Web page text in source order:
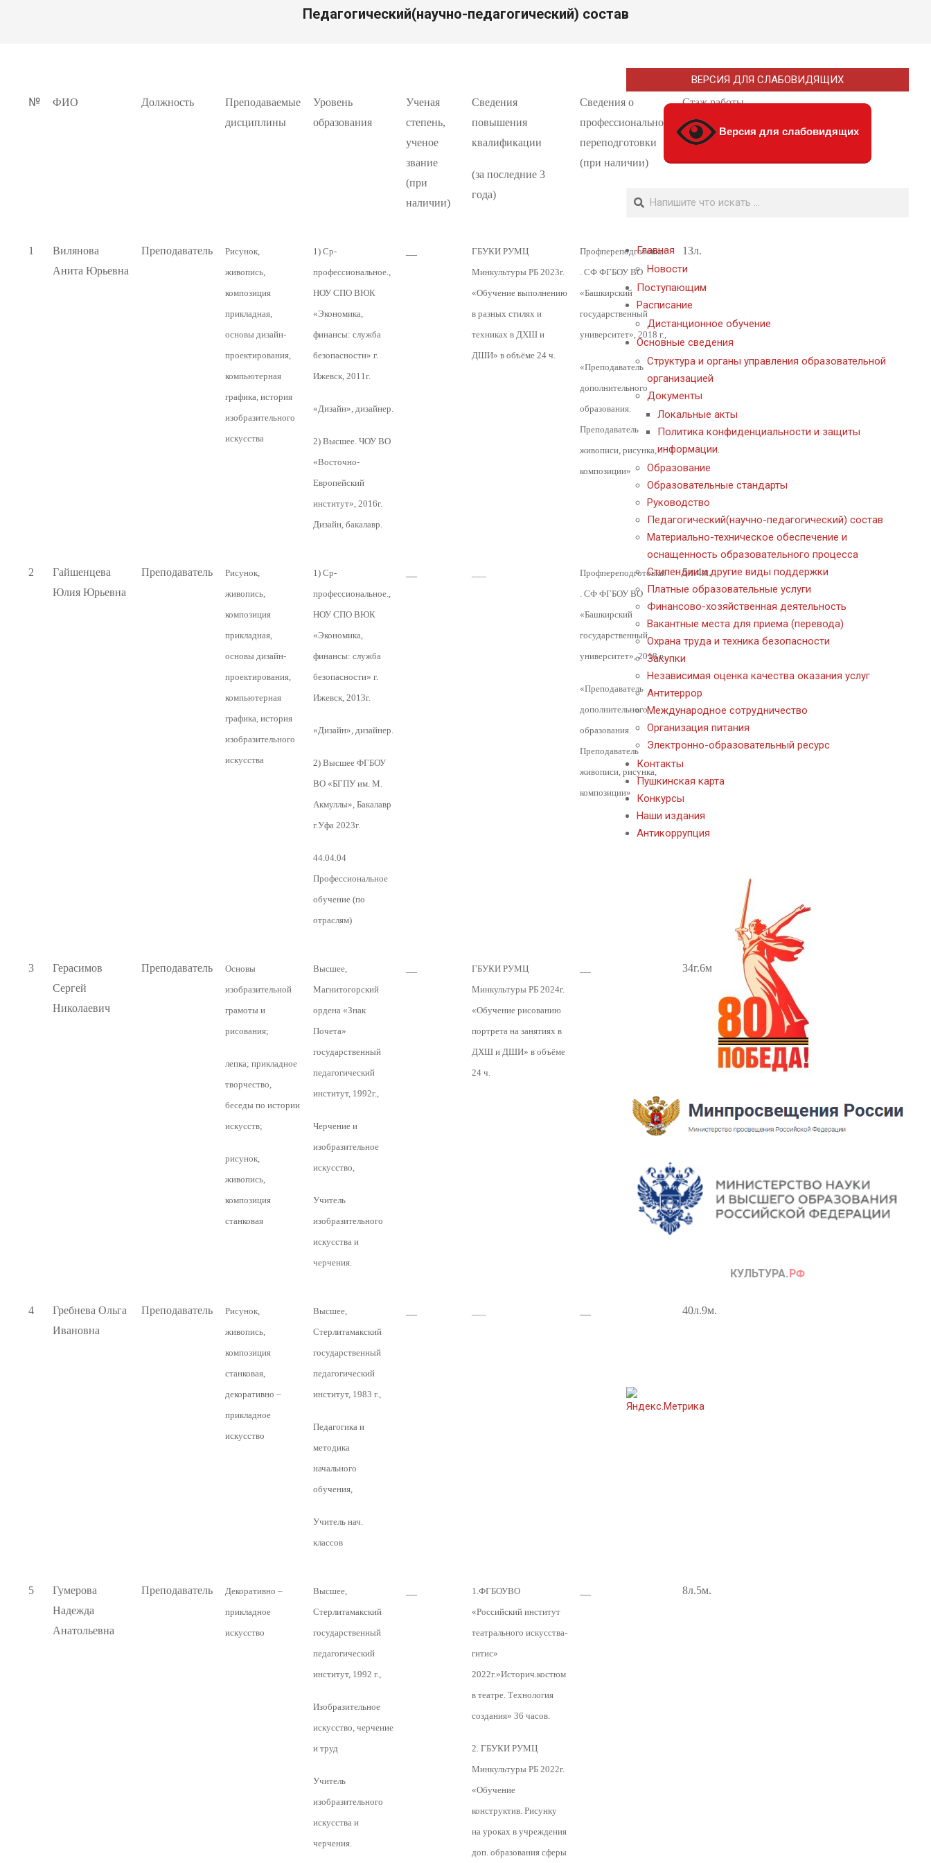
меню
Педагогический(научно-педагогический) состав
№ ФИО Должность
Преподаваемые
дисциплины
Уровень
образования
Ученая
степень,
ученое
звание
(при
наличии)
Сведения
повышения
квалификации
(за последние 3
года)
Сведения о
профессиональной
переподготовки
(при наличии)
Стаж работы
по
специальности
1
Вилянова
Анита Юрьевна
Преподаватель
Рисунок,
живопись,
композиция
прикладная,
основы дизайн-
проектирования,
компьютерная
графика, история
изобразительного
искусства
1) Ср-
профессиональное.,
НОУ СПО ВЮК
«Экономика,
финансы: служба
безопасности» г.
Ижевск, 2011г.
«Дизайн», дизайнер.
2) Высшее. ЧОУ ВО
«Восточно-
Европейский
институт», 2016г.
Дизайн, бакалавр.
ГБУКИ РУМЦ
Минкультуры РБ 2023г.
«Обучение выполнению
в разных стилях и
техниках в ДХШ и
ДШИ» в объёме 24 ч.
Профпереподготовка:
. СФ ФГБОУ ВО
«Башкирский
государственный
университет», 2018 г.,
«Преподаватель
дополнительного
образования.
Преподаватель
живописи, рисунка,
композиции»
13л.
2
Гайшенцева
Юлия Юрьевна
Преподаватель
Рисунок,
живопись,
композиция
прикладная,
основы дизайн-
проектирования,
компьютерная
графика, история
изобразительного
искусства
1) Ср-
профессиональное.,
НОУ СПО ВЮК
«Экономика,
финансы: служба
безопасности» г.
Ижевск, 2013г.
«Дизайн», дизайнер.
2) Высшее ФГБОУ
ВО «БГПУ им. М.
Акмуллы», Бакалавр
г.Уфа 2023г.
44.04.04
Профессиональное
обучение (по
отраслям)
Профпереподготовка:
. СФ ФГБОУ ВО
«Башкирский
государственный
университет», 2018 г.,
«Преподаватель
дополнительного
образования.
Преподаватель
живописи, рисунка,
композиции»
5л.4м.
3
Герасимов
Сергей
Николаевич
Преподаватель
Основы
изобразительной
грамоты и
рисования;
лепка; прикладное
творчество,
беседы по истории
искусств;
рисунок,
живопись,
композиция
станковая
Высшее,
Магнитогорский
ордена «Знак
Почета»
государственный
педагогический
институт, 1992г.,
Черчение и
изобразительное
искусство,
Учитель
изобразительного
искусства и
черчения.
ГБУКИ РУМЦ
Минкультуры РБ 2024г.
«Обучение рисованию
портрета на занятиях в
ДХШ и ДШИ» в объёме
24 ч.
34г.6м.
4
Гребнева Ольга
Ивановна
Преподаватель
Рисунок,
живопись,
композиция
станковая,
декоративно –
прикладное
искусство
Высшее,
Стерлитамакский
государственный
педагогический
институт, 1983 г.,
Педагогика и
методика
начального
обучения,
Учитель нач.
классов
40л.9м.
5
Гумерова
Надежда
Анатольевна
Преподаватель
Декоративно –
прикладное
искусство
Высшее,
Стерлитамакский
государственный
педагогический
институт, 1992 г.,
Изобразительное
искусство, черчение
и труд
Учитель
изобразительного
искусства и
черчения.
1.ФГБОУВО
«Российский институт
театрального искусства-
гитис»
2022г.»Историч.костюм
в театре. Технология
создания» 36 часов.
2. ГБУКИ РУМЦ
Минкультуры РБ 2022г.
«Обучение
конструктив. Рисунку
на уроках в учреждения
доп. образования сферы
8л.5м.
ВЕРСИЯ ДЛЯ СЛАБОВИДЯЩИХ
Версия для слабовидящих
Поиск
Главная
Новости
Поступающим
Расписание
Дистанционное обучение
Основные сведения
Структура и органы управления образовательной
организацией
Документы
Локальные акты
Политика конфиденциальности и защиты
информации.
Образование
Образовательные стандарты
Руководство
Педагогический(научно-педагогический) состав
Материально-техническое обеспечение и
оснащенность образовательного процесса
Стипендии и другие виды поддержки
Платные образовательные услуги
Финансово-хозяйственная деятельность
Вакантные места для приема (перевода)
Охрана труда и техника безопасности
Закупки
Независимая оценка качества оказания услуг
Антитеррор
Международное сотрудничество
Организация питания
Электронно-образовательный ресурс
Контакты
Пушкинская карта
Конкурсы
Наши издания
Антикоррупция